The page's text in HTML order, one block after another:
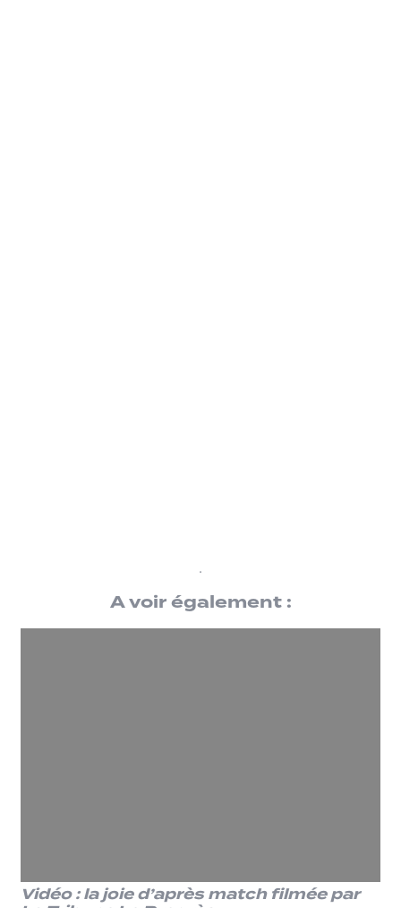
.
A voir également :
Vidéo : la joie d’après match filmée par